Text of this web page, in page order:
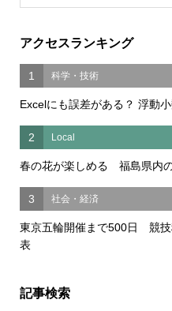
アクセスランキング
1 科学・技術
Excelにも誤差がある？ 浮動
2 Local
春の花が楽しめる 福島県内
3 社会・経済
東京五輪開催まで500日 競技
表
記事検索